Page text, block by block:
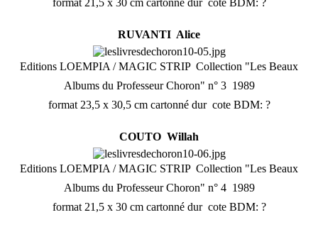
format 21,5 x 30 cm cartonné dur  cote BDM: ?
RUVANTI  Alice
Editions LOEMPIA / MAGIC STRIP  Collection "Les Beaux
Albums du Professeur Choron" n° 3  1989
format 23,5 x 30,5 cm cartonné dur  cote BDM: ?
COUTO  Willah
Editions LOEMPIA / MAGIC STRIP  Collection "Les Beaux
Albums du Professeur Choron" n° 4  1989
format 21,5 x 30 cm cartonné dur  cote BDM: ?